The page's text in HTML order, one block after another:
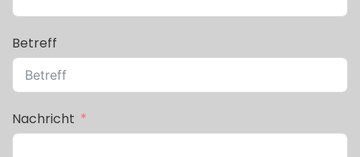
Betreff
Nachricht